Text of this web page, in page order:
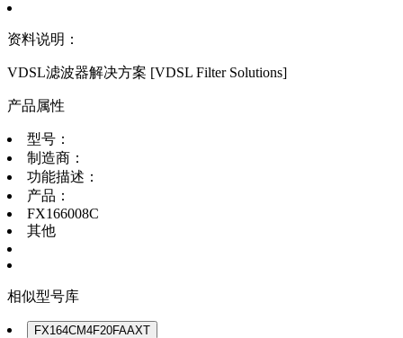
资料说明：
VDSL滤波器解决方案 [VDSL Filter Solutions]
产品属性
型号：
制造商：
功能描述：
产品：
FX166008C
其他
相似型号库
FX164CM4F20FAAXT